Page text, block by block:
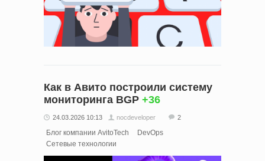
Как в Авито построили систему
мониторинга BGP +36
24.03.2026 10:13 nocdeveloper 2
Блог компании AvitoTech
DevOps
Сетевые технологии